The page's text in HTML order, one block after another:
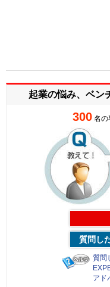
起業の悩み、ベン
300 名の
質問し
質問
アド